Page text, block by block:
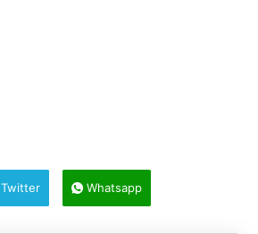
Twitter Whatsapp